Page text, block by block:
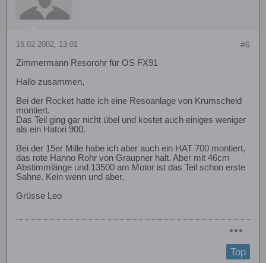
#6
15.02.2002, 13:01
Zimmermann Resorohr für OS FX91
Hallo zusammen,
Bei der Rocket hatte ich eine Resoanlage von Krumscheid
montiert.
Das Teil ging gar nicht übel und kostet auch einiges weniger
als ein Hatori 900.
Bei der 15er Mille habe ich aber auch ein HAT 700 montiert,
das rote Hanno Rohr von Graupner halt. Aber mit 46cm
Abstimmlänge und 13500 am Motor ist das Teil schon erste
Sahne. Kein wenn und aber.
Grüsse Leo
Top